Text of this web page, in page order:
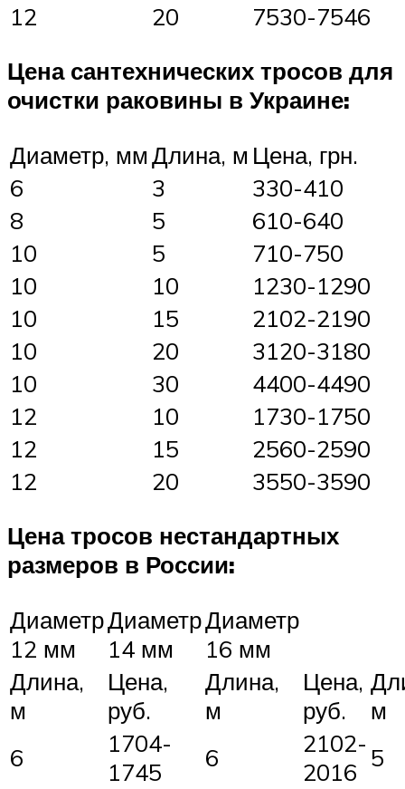
12
20
7530-7546
Цена сантехнических тросов для
очистки раковины в Украине:
Диаметр, ммДлина, м Цена, грн.
6
3
330-410
8
5
610-640
10
5
710-750
10
10
1230-1290
10
15
2102-2190
10
20
3120-3180
10
30
4400-4490
12
10
1730-1750
12
15
2560-2590
12
20
3550-3590
Цена тросов нестандартных
размеров в России:
Диаметр
12 мм
Диаметр
14 мм
Диаметр
16 мм
Длина,
м
Цена,
руб.
Длина,
м
Цена,
руб.
м
6
1704-
1745
6
2102-
2016 5